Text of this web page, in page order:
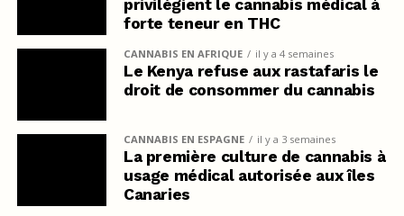
privilégient le cannabis médical à
forte teneur en THC
CANNABIS EN AFRIQUE il y a 4 semaines
Le Kenya refuse aux rastafaris le
droit de consommer du cannabis
CANNABIS EN ESPAGNE il y a 3 semaines
La première culture de cannabis à
usage médical autorisée aux îles
Canaries